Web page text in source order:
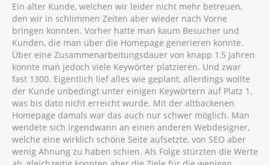
Ein alter Kunde, welchen wir leider nicht mehr betreuen,
den wir in schlimmen Zeiten aber wieder nach Vorne
bringen konnten. Vorher hatte man kaum Besucher und
Kunden, die man über die Homepage generieren konnte.
Über eine Zusammenarbeitungsdauer von knapp 1,5 Jahren
konnte man jedoch viele Keywörter platzieren. Und zwar
fast 1300. Eigentlich lief alles wie geplant, allerdings wollte
der Kunde unbedingt unter einigen Keywörtern auf Platz 1,
was bis dato nicht erreicht wurde. Mit der altbackenen
Homepage damals war das auch nur schwer möglich. Man
wendete sich irgendwann an einen anderen Webdesigner,
welche eine wirklich schöne Seite aufsetzte, von SEO aber
wenig Ahnung zu haben schien. Als Folge stürzten die Werte